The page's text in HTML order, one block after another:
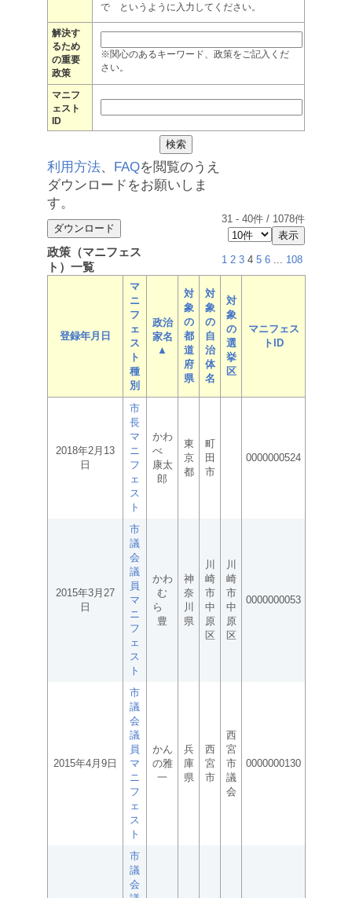
で というように入力してください。
解決す
るため
の重要
政策
※関心のあるキーワード、政策をご記入くだ
さい。
マニフ
ェスト
ID
利用方法、 FAQを閲覧のうえ
ダウンロードをお願いしま
す。
31 - 40件 / 1078件
政策（マニフェス
ト）一覧
1 2 3 4 5 6 ... 108
登録年月日
マ
ニ
フ
ェ
ス
ト
種
別
政治
家名
▲
対
象
の
都
道
府
県
対
象
の
自
治
体
名
対
象
の
選
挙
区
マニフェス
トID
2018年2月13
日
市
長
マ
ニ
フ
ェ
ス
ト
かわ
べ
康太
郎
東
京
都
町
田
市
0000000524
2015年3月27
日
市
議
会
議
員
マ
ニ
フ
ェ
ス
ト
かわ
む
ら
豊
神
奈
川
県
川
崎
市
中
原
区
川
崎
市
中
原
区
0000000053
2015年4月9日
市
議
会
議
員
マ
ニ
フ
ェ
ス
ト
かん
の雅
一
兵
庫
県
西
宮
市
西
宮
市
議
会
0000000130
市
議
会